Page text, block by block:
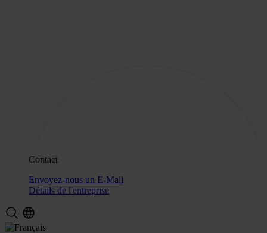
Contact
Envoyez-nous un E-Mail
Détails de l'entreprise